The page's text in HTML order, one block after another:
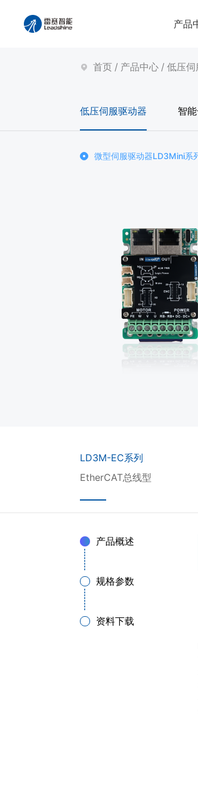
产品
首页 / 产品中心 / 低压
低压伺服驱动器 智
微型伺服驱动器LD3Mini系
LD3M-EC系列
EtherCAT总线型
产品概述
规格参数
资料下载